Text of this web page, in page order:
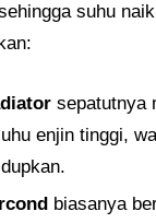
suhu
sepatutnya
enjin tinggi,
biasanya